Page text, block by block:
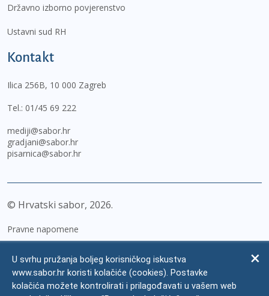
Državno izborno povjerenstvo
Ustavni sud RH
Kontakt
Ilica 256B, 10 000 Zagreb
Tel.: 01/45 69 222
mediji@sabor.hr
gradjani@sabor.hr
pisarnica@sabor.hr
© Hrvatski sabor, 2026
Pravne napomene
Zaštita osobnih podataka
Impressum
U svrhu pružanja boljeg korisničkog iskustva
www.sabor.hr koristi kolačiće (cookies). Postavke
kolačića možete kontrolirati i prilagođavati u vašem web